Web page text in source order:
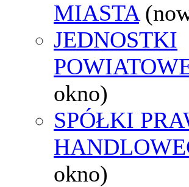
MIASTA
JEDNOSTKI
okno)
SPÓŁKI
okno)